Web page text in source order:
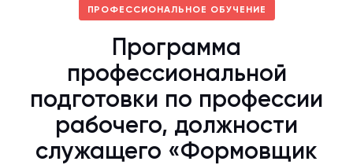
ПРОФЕССИОНАЛЬНОЕ ОБУЧЕНИЕ
Программа
профессиональной
подготовки по профессии
рабочего, должности
служащего «Формовщик